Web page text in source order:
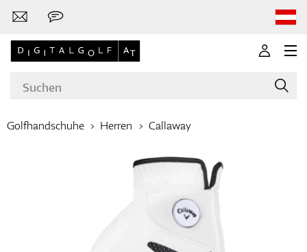
Marken
Golfschläger
Golfhandschuhe Herren Callaway